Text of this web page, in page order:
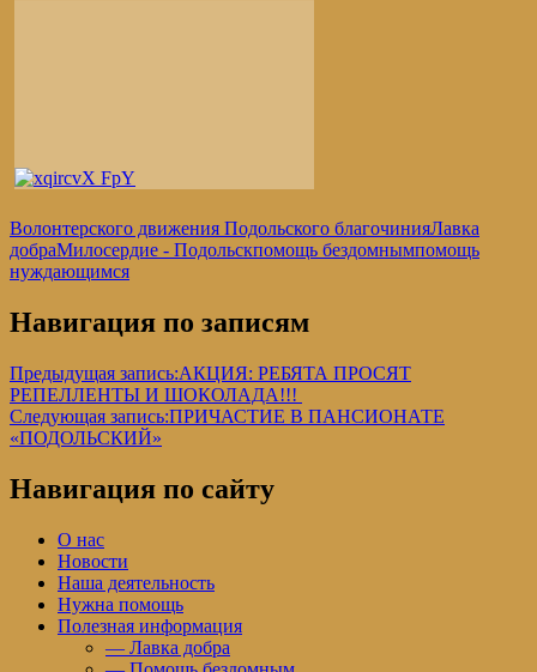
Волонтерского движения Подольского благочинияЛавка
добраМилосердие - Подольскпомощь бездомнымпомощь
нуждающимся
Навигация по записям
Предыдущая запись:АКЦИЯ: РЕБЯТА ПРОСЯТ
РЕПЕЛЛЕНТЫ И ШОКОЛАДА!!!
Следующая запись:ПРИЧАСТИЕ В ПАНСИОНАТЕ
«ПОДОЛЬСКИЙ»
Навигация по сайту
О нас
Новости
Наша деятельность
Нужна помощь
Полезная информация
— Лавка добра